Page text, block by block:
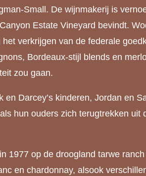
Small. De wijnmakerij is
Estate Vineyard bevindt.
verkrijgen van de federale
Bordeaux-stijl blends en
zou gaan.
Darcey’s kinderen, Jordan en
hun ouders zich terugtrekken uit
1977 op de droogland tarwe
en chardonnay, alsook